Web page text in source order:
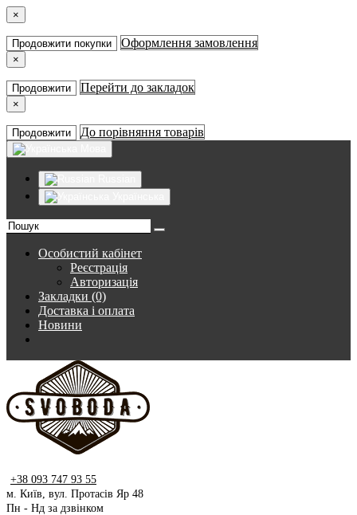
×
Продовжити покупки Оформлення замовлення
×
Продовжити Перейти до закладок
×
Продовжити До порівняння товарів
Особистий кабінет
Реєстрація
Авторизація
Закладки (0)
Доставка і оплата
Новини
+38 093 747 93 55
м. Київ, вул. Протасів Яр 48
Пн - Нд за дзвінком